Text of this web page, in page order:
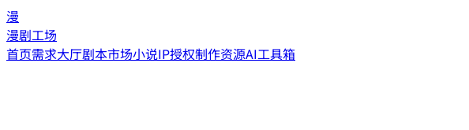
漫
漫剧工场
首页需求大厅剧本市场小说IP授权制作资源AI工具箱